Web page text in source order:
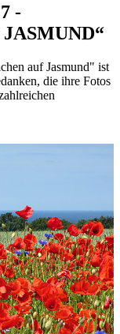
-
auf Jasmund" ist
die ihre Fotos